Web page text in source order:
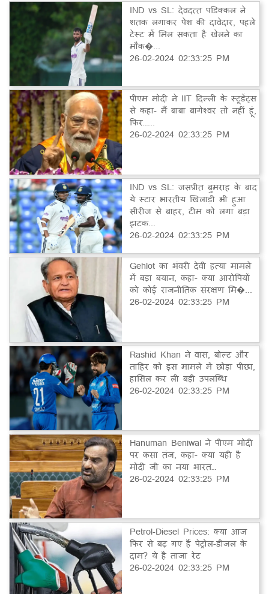
IND vs SL: देवदत्त पडिक्कल ने
शतक लगाकर पेश की दावेदार, पहले
टेस्ट में मिल सकता है खेलने का
मौक�...
26-02-2024 02:33:25 PM
पीएम मोदी ने IIT दिल्ली के स्टूडेंट्स
से कहा- मैं बाबा बागेश्वर तो नहीं हूं,
फिर…...
26-02-2024 02:33:25 PM
IND vs SL: जसप्रीत बुमराह के बाद
ये स्टार भारतीय खिलाड़ी भी हुआ
सीरीज से बाहर, टीम को लगा बड़ा
झटक...
26-02-2024 02:33:25 PM
Gehlot का भंवरी देवी हत्या मामले
में बड़ा बयान, कहा- क्या आरोपियों
को कोई राजनीतिक संरक्षण मि�...
26-02-2024 02:33:25 PM
Rashid Khan ने वास, बोल्ट और
ताहिर को इस मामले में छोड़ा पीछा,
हासिल कर ली बड़ी उपलब्धि
26-02-2024 02:33:25 PM
Hanuman Beniwal ने पीएम मोदी
पर कसा तंज, कहा- क्या यही है
मोदी जी का नया भारत…
26-02-2024 02:33:25 PM
Petrol-Diesel Prices: क्या आज
फिर से बढ़ गए हैं पेट्रोल-डीजल के
दाम? ये है ताजा रेट
26-02-2024 02:33:25 PM